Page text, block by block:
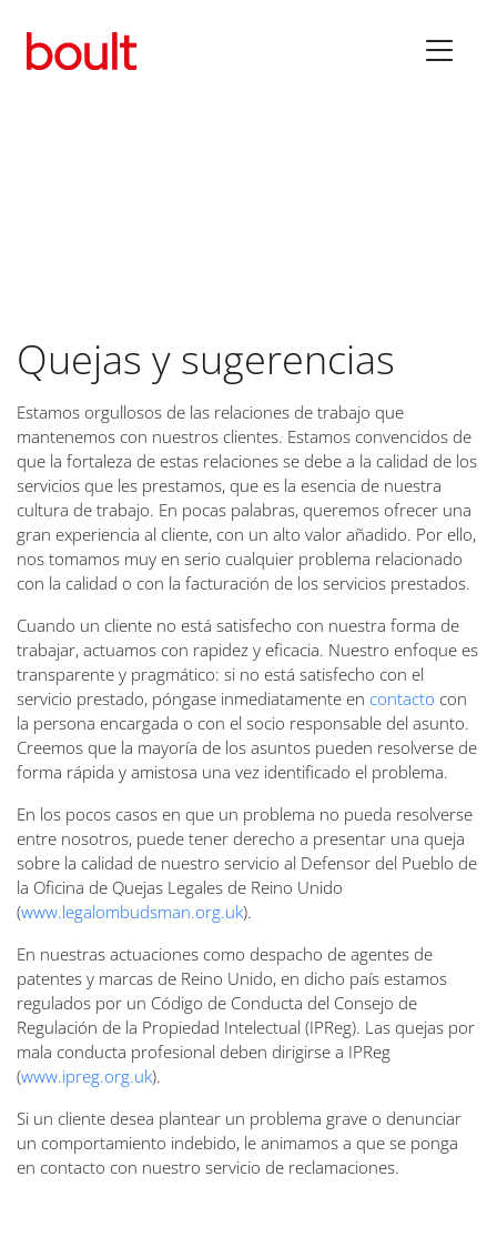
Quejas y sugerencias
Estamos orgullosos de las relaciones de trabajo que
mantenemos con nuestros clientes. Estamos convencidos de
que la fortaleza de estas relaciones se debe a la calidad de los
servicios que les prestamos, que es la esencia de nuestra
cultura de trabajo. En pocas palabras, queremos ofrecer una
gran experiencia al cliente, con un alto valor añadido. Por ello,
nos tomamos muy en serio cualquier problema relacionado
con la calidad o con la facturación de los servicios prestados.
Cuando un cliente no está satisfecho con nuestra forma de
trabajar, actuamos con rapidez y eficacia. Nuestro enfoque es
transparente y pragmático: si no está satisfecho con el
servicio prestado, póngase inmediatamente en contacto con
la persona encargada o con el socio responsable del asunto.
Creemos que la mayoría de los asuntos pueden resolverse de
forma rápida y amistosa una vez identificado el problema.
En los pocos casos en que un problema no pueda resolverse
entre nosotros, puede tener derecho a presentar una queja
sobre la calidad de nuestro servicio al Defensor del Pueblo de
la Oficina de Quejas Legales de Reino Unido
(www.legalombudsman.org.uk).
En nuestras actuaciones como despacho de agentes de
patentes y marcas de Reino Unido, en dicho país estamos
regulados por un Código de Conducta del Consejo de
Regulación de la Propiedad Intelectual (IPReg). Las quejas por
mala conducta profesional deben dirigirse a IPReg
(www.ipreg.org.uk).
Si un cliente desea plantear un problema grave o denunciar
un comportamiento indebido, le animamos a que se ponga
en contacto con nuestro servicio de reclamaciones.